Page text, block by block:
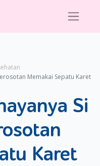
Memakai Sepatu Karet
Si
Karet